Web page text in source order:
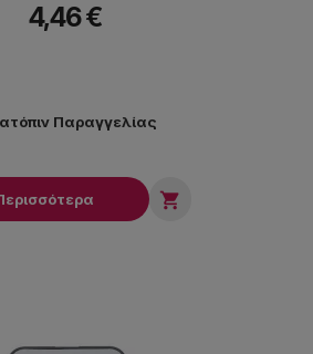
4,46 €
Παραγγελίας
